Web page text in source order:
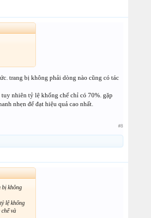
trang bị không phải dòng nào cũng có tác
nhiên tỷ lệ khống chế chỉ có 70%. gặp
nhẹn để đạt hiệu quả cao nhất.
#8
bị không
lệ khống
và